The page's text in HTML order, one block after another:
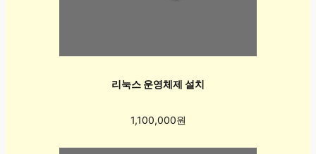
리눅스 운영체제 설치
1,100,000원